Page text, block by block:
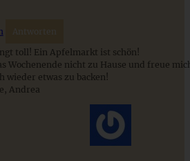
- die einfachste Zitronencreme in
Antworten
toll! Ein Apfelmarkt ist schön!
Wochenende nicht zu Hause und freue
wieder etwas zu backen!
Andrea